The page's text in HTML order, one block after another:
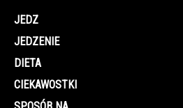
JEDZ
JEDZENIE
DIETA
CIEKAWOSTKI